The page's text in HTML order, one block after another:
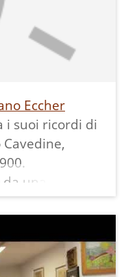
Eccher
i suoi ricordi di
una video